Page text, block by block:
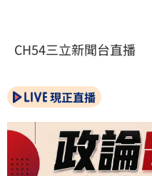
CH54三立新聞台直播
現正直播